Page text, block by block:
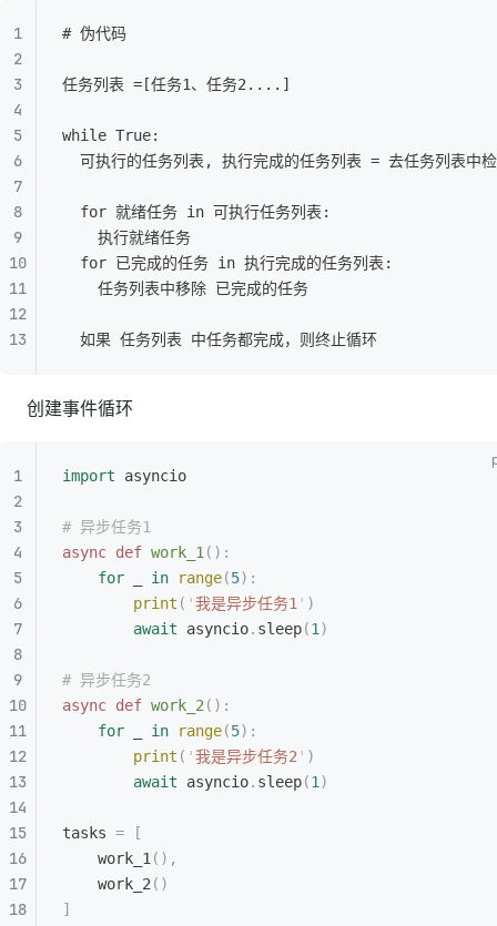
# 伪代码
任务列表 =[任务1、任务2....]
while True:
可执行的任务列表, 执行完成的任务列表 = 去任务列表中
  for 就绪任务 in 可执行任务列表:
    执行就绪任务
  for 已完成的任务 in 执行完成的任务列表:
    任务列表中移除 已完成的任务
  如果 任务列表 中任务都完成，则终止循环
创建事件循环
import asyncio
# 异步任务1
async def work_1 ():
    for
in range(5):
        print
( '我是异步任务1 ' )
        await
asyncio. sleep(1 )
# 异步任务2
async def work_2 ():
    for
in range(5):
        print
( '我是异步任务2 ' )
        await
asyncio. sleep(1 )
tasks = [
    work_1
(),
    work_2
()
]